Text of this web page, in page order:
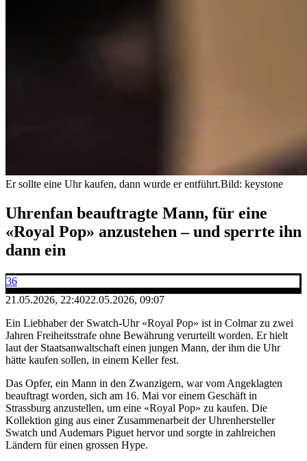
Er sollte eine Uhr kaufen, dann wurde er entführt.Bild: keystone
Uhrenfan beauftragte Mann, für eine
«Royal Pop» anzustehen – und sperrte ihn
dann ein
36
21.05.2026, 22:4022.05.2026, 09:07
Ein Liebhaber der Swatch-Uhr «Royal Pop» ist in Colmar zu zwei
Jahren Freiheitsstrafe ohne Bewährung verurteilt worden. Er hielt
laut der Staatsanwaltschaft einen jungen Mann, der ihm die Uhr
hätte kaufen sollen, in einem Keller fest.
Das Opfer, ein Mann in den Zwanzigern, war vom Angeklagten
beauftragt worden, sich am 16. Mai vor einem Geschäft in
Strassburg anzustellen, um eine «Royal Pop» zu kaufen. Die
Kollektion ging aus einer Zusammenarbeit der Uhrenhersteller
Swatch und Audemars Piguet hervor und sorgte in zahlreichen
Ländern für einen grossen Hype.